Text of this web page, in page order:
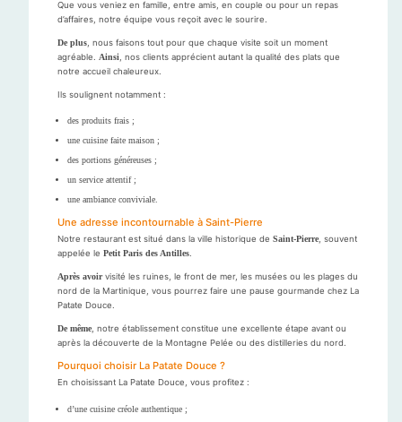
Que vous veniez en famille, entre amis, en couple ou pour un repas
d’affaires, notre équipe vous reçoit avec le sourire.
De plus , nous faisons tout pour que chaque visite soit un moment
agréable. Ainsi , nos clients apprécient autant la qualité des plats que
notre accueil chaleureux.
Ils soulignent notamment :
des produits frais ;
une cuisine faite maison ;
des portions généreuses ;
un service attentif ;
une ambiance conviviale.
Une adresse incontournable à Saint-Pierre
Notre restaurant est situé dans la ville historique de Saint-Pierre, souvent
appelée le Petit Paris des Antilles.
Après avoirvisité les ruines, le front de mer, les musées ou les plages du
nord de la Martinique, vous pourrez faire une pause gourmande chez La
Patate Douce.
De même, notre établissement constitue une excellente étape avant ou
après la découverte de la Montagne Pelée ou des distilleries du nord.
Pourquoi choisir La Patate Douce ?
En choisissant La Patate Douce, vous profitez :
d’une cuisine créole authentique ;